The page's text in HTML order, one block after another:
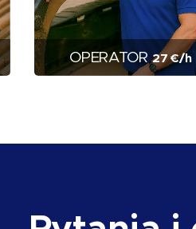
OPERATOR27 €/h